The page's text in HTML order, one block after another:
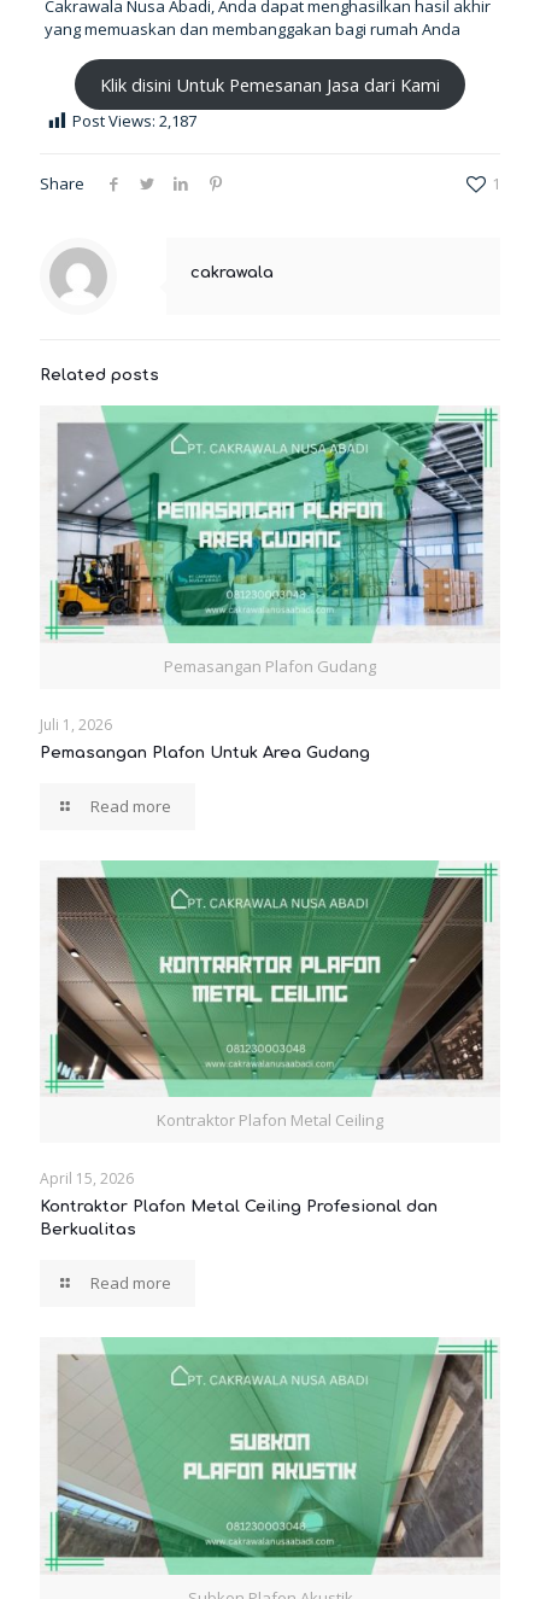
Cakrawala Nusa Abadi, Anda dapat menghasilkan hasil akhir
yang memuaskan dan membanggakan bagi rumah Anda
Klik disini Untuk Pemesanan Jasa dari Kami
Post Views: 2,187
Share 1
cakrawala
Related posts
Pemasangan Plafon Gudang
Juli 1, 2026
Pemasangan Plafon Untuk Area Gudang
Read more
Kontraktor Plafon Metal Ceiling
April 15, 2026
Kontraktor Plafon Metal Ceiling Profesional dan
Berkualitas
Read more